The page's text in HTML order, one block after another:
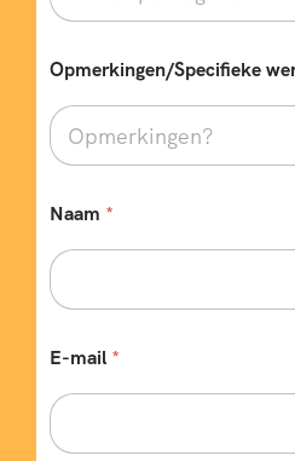
N
t
Opmerkingen/Specifieke
Naam *
E-mail *